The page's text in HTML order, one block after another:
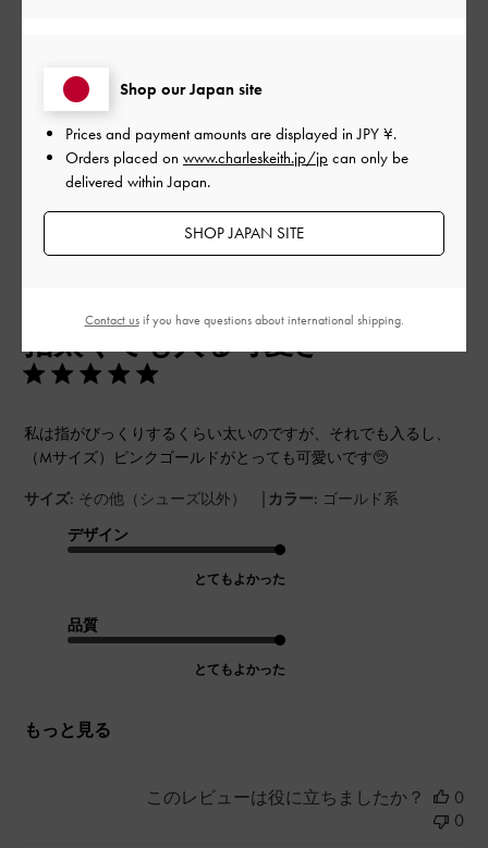
もっと見る
フィルター
指太くても入る可愛さ
私は指がびっくりするくらい太いのですが、それでも入るし、
（Mサイズ）ピンクゴールドがとっても可愛いです🥺
サイズ: その他（シューズ以外） | カラー: ゴールド系
デザイン
とてもよかった
品質
とてもよかった
もっと見る
このレビューは役に立ちましたか？
0
0
Shop our Japan site
Prices and payment amounts are displayed inJPY ¥.
Orders placed on www.charleskeith.jp/jp can only be
delivered within Japan.
SHOP JAPAN SITE
Contact usif you have questions about international shipping.